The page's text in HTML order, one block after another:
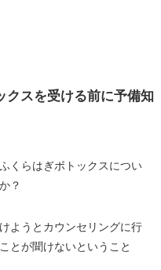
クスを受ける前に予備知
くらはぎボトックスについ
？
ようとカウンセリングに行
とが聞けないということ